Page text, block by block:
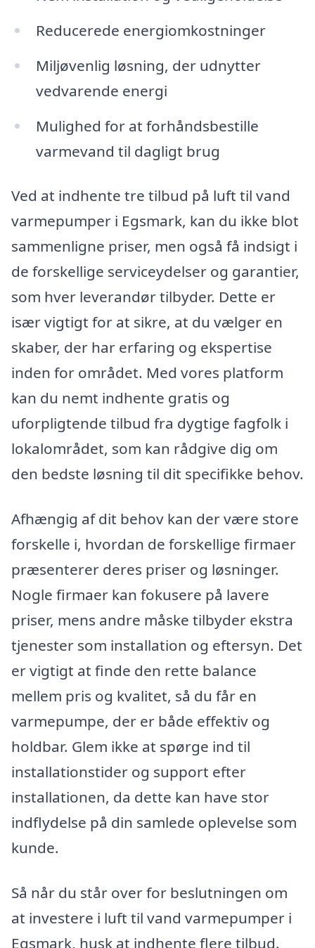
Reducerede energiomkostninger
Miljøvenlig løsning, der udnytter
vedvarende energi
Mulighed for at forhåndsbestille
varmevand til dagligt brug
Ved at indhente tre tilbud på luft til vand
varmepumper i Egsmark, kan du ikke blot
sammenligne priser, men også få indsigt i
de forskellige serviceydelser og garantier,
som hver leverandør tilbyder. Dette er
især vigtigt for at sikre, at du vælger en
skaber, der har erfaring og ekspertise
inden for området. Med vores platform
kan du nemt indhente gratis og
uforpligtende tilbud fra dygtige fagfolk i
lokalområdet, som kan rådgive dig om
den bedste løsning til dit specifikke behov.
Afhængig af dit behov kan der være store
forskelle i, hvordan de forskellige firmaer
præsenterer deres priser og løsninger.
Nogle firmaer kan fokusere på lavere
priser, mens andre måske tilbyder ekstra
tjenester som installation og eftersyn. Det
er vigtigt at finde den rette balance
mellem pris og kvalitet, så du får en
varmepumpe, der er både effektiv og
holdbar. Glem ikke at spørge ind til
installationstider og support efter
installationen, da dette kan have stor
indflydelse på din samlede oplevelse som
kunde.
Så når du står over for beslutningen om
at investere i luft til vand varmepumper i
Egsmark, husk at indhente flere tilbud.